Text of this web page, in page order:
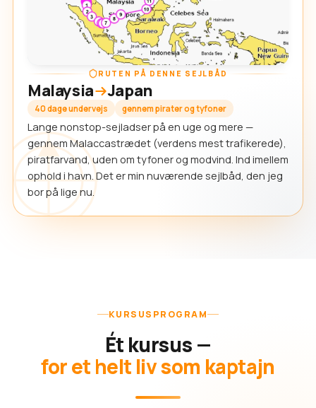
RUTEN PÅ DENNE SEJLBÅD
Malaysia Japan
40 dage undervejs gennem pirater og tyfoner
Lange nonstop-sejladser på en uge og mere —
gennem Malaccastrædet (verdens mest trafikerede),
piratfarvand, uden om tyfoner og modvind. Ind imellem
ophold i havn. Det er min nuværende sejlbåd, den jeg
bor på lige nu.
KURSUSPROGRAM
Ét kursus —
for et helt liv som kaptajn